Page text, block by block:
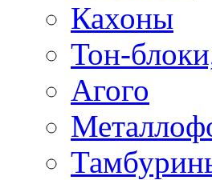
Кахоны
Тон-
Агого